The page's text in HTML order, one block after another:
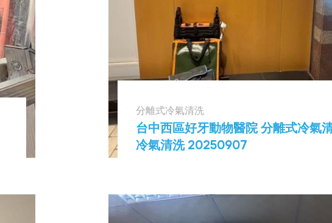
分離式冷氣清洗
台中西區好牙動物醫院 分離式冷氣
冷氣清洗 20250907